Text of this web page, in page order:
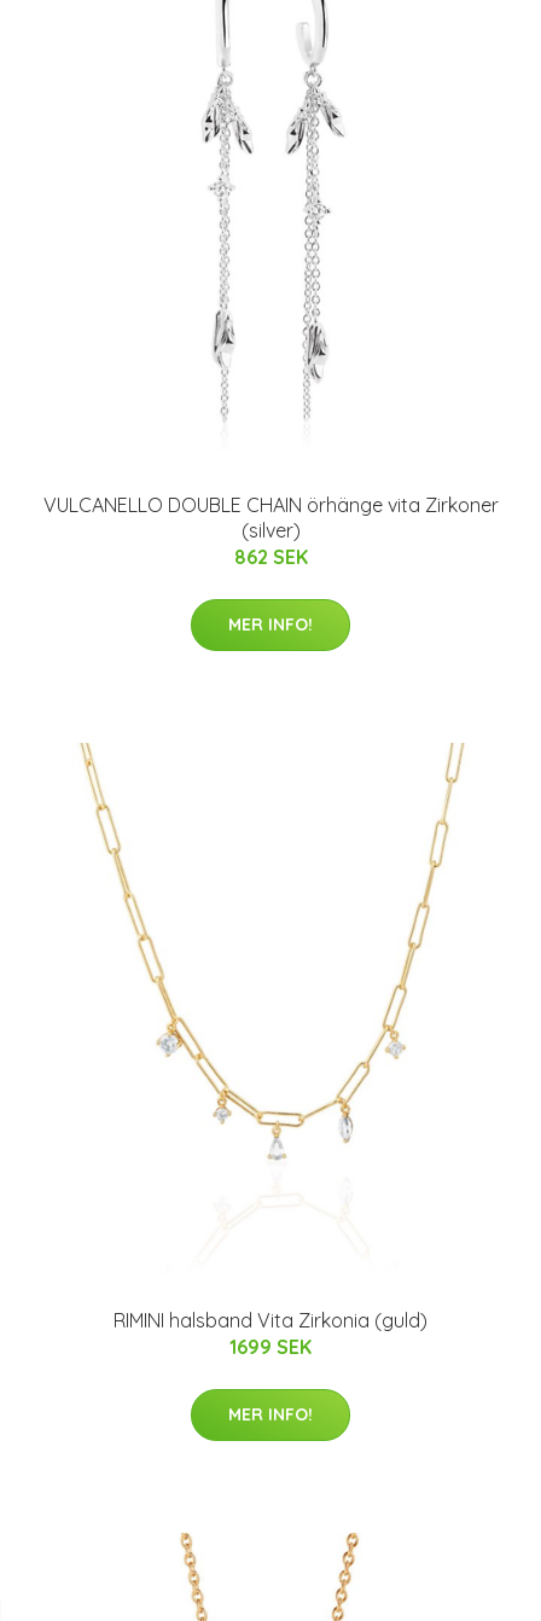
VULCANELLO DOUBLE CHAIN örhänge vita Zirkoner
(silver)
862 SEK
MER INFO!
RIMINI halsband Vita Zirkonia (guld)
1699 SEK
MER INFO!